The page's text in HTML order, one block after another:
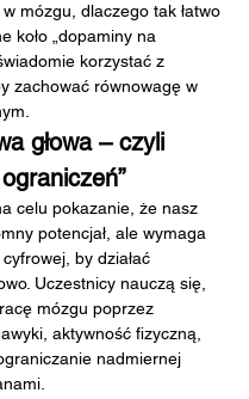
w mózgu, dlaczego tak łatwo
koło „dopaminy na
korzystać z
zachować równowagę w
głowa – czyli
celu pokazanie, że nasz
potencjał, ale wymaga
by działać
Uczestnicy nauczą się,
mózgu poprzez
aktywność fizyczną,
nadmiernej